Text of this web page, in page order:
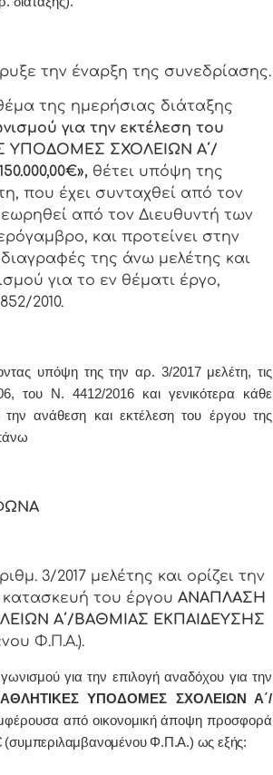
την έναρξη της συνεδρίασης.
της ημερήσιας διάταξης
για την εκτέλεση του
ΥΠΟΔΟΜΕΣ ΣΧΟΛΕΙΩΝ Α΄/
θέτει υπόψη της
που έχει συνταχθεί από τον
από τον Διευθυντή των
και προτείνει στην
της άνω μελέτης και
για το εν θέματι έργο,
2010.
υπόψη της την αρ. 3/2017 μελέτη, τις
του Ν. 4412/2016 και γενικότερα κάθε
την ανάθεση και εκτέλεση του έργου της
3/2017 μελέτης και ορίζει την
κατασκευή του έργου ΑΝΑΠΛΑΣΗ
Α΄/ΒΑΘΜΙΑΣ ΕΚΠΑΙΔΕΥΣΗΣ
Φ.Π.Α.).
για την επιλογή αναδόχου για την
ΥΠΟΔΟΜΕΣ ΣΧΟΛΕΙΩΝ Α΄/
από οικονομική άποψη προσφορά
(συμπεριλαμβανομένου Φ.Π.Α.) ως εξής: